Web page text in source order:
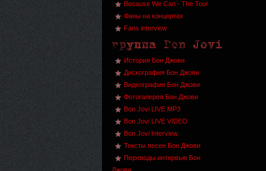
Because We Can - The Tour
Фаны на концертах
Fans interview
История Бон Джови
Дискография Бон Джови
Видеография Бон Джови
Фотогалерея Бон Джови
Bon Jovi LIVE MP3
Bon Jovi LIVE VIDEO
Bon Jovi Interview
Тексты песен Бон Джови
Переводы интервью Бон